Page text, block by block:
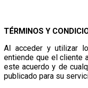
TÉRMINOS Y
Al acceder y utilizar
entiende que el cliente
este acuerdo y de
publicado para su